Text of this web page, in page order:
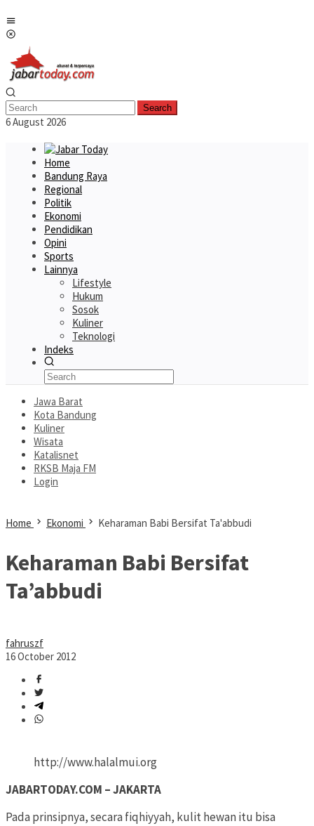
to
content
Search
6 August 2026
Home
Bandung Raya
Regional
Politik
Ekonomi
Pendidikan
Opini
Sports
Lainnya
Lifestyle
Hukum
Sosok
Kuliner
Teknologi
Indeks
Jawa Barat
Kota Bandung
Kuliner
Wisata
Katalisnet
RKSB Maja FM
Login
Home Ekonomi Keharaman Babi Bersifat Ta'abbudi
Keharaman Babi Bersifat
Ta’abbudi
fahruszf
16 October 2012
http://www.halalmui.org
JABARTODAY.COM – JAKARTA
Pada prinsipnya, secara fiqhiyyah, kulit hewan itu bisa